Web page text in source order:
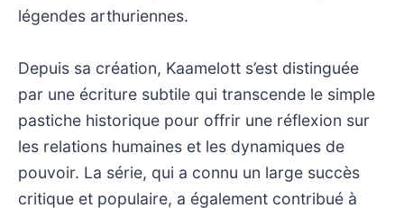
légendes arthuriennes.
Depuis sa création, Kaamelott s’est distinguée
par une écriture subtile qui transcende le simple
pastiche historique pour offrir une réflexion sur
les relations humaines et les dynamiques de
pouvoir. La série, qui a connu un large succès
critique et populaire, a également contribué à